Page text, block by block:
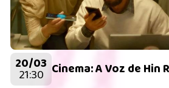
20/03
21:30 Cinema: A Voz de Hin